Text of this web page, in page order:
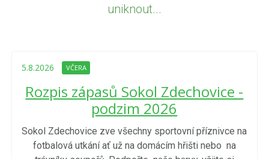
uniknout...
5.8.2026 VČERA
Rozpis zápasů Sokol Zdechovice -
podzim 2026
Sokol Zdechovice zve všechny sportovní příznivce na
fotbalová utkání ať už na domácím hřišti nebo na